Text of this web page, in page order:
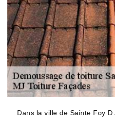
Dans la ville de Sainte Foy